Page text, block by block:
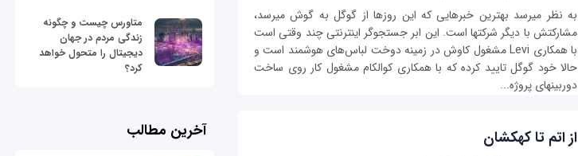
به نظر می‎رسد بهترین خبرهایی که این روزها از گوگل به گوش می‎رسد،
مشارکتش با دیگر شرکت‎ها است. این ابر جستجوگر اینترنتی چند وقتی است
با همکاری Levi مشغول کاوش در زمینه دوخت لباس‌های هوشمند است و
حالا خود گوگل تایید کرده که با همکاری کوال‎کام مشغول کار روی ساخت
دوربین‎های پروژه...
از اتم تا کهکشان
متاورس چیست و چگونه
زندگی مردم در جهان
دیجیتال را متحول خواهد
کرد؟
آخرین مطالب